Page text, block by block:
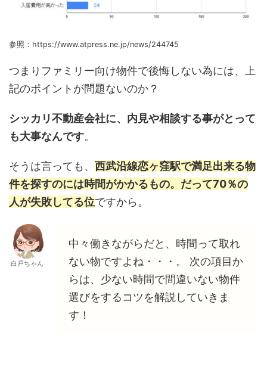
参照：https://www.atpress.ne.jp/news/244745
つまりファミリー向け物件で後悔しない為には、上
記のポイントが問題ないのか？
シッカリ不動産会社に、内見や相談する事がとって
も大事なんです。
そうは言っても、 西武沿線恋ヶ窪駅で満足出来る物
件を探すのには時間がかかるもの。だって70％の
人が失敗してる位ですから。
白戸ちゃん
中々働きながらだと、時間って取れ
ない物ですよね・・・。 次の項目か
らは、少ない時間で間違いない物件
選びをするコツを解説していきま
す！